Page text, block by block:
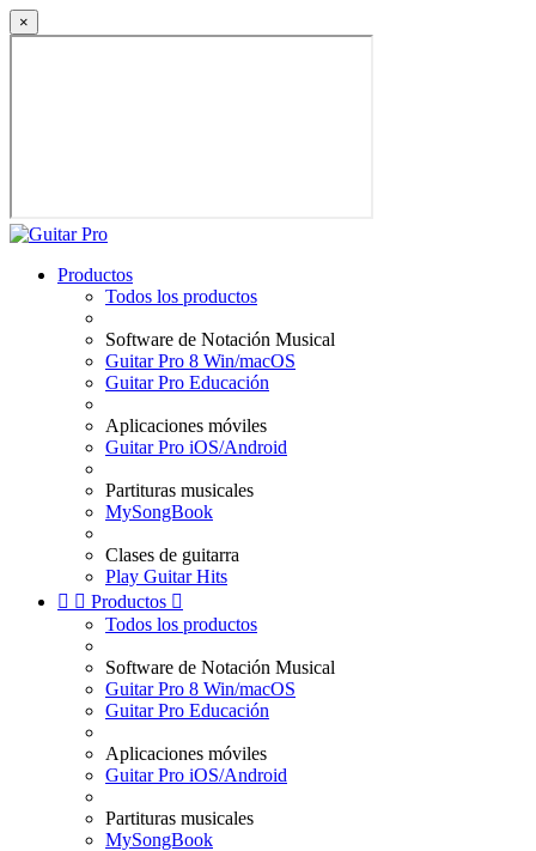
×
Productos
Todos los productos
Software de Notación Musical
Guitar Pro 8 Win/macOS
Guitar Pro Educación
Aplicaciones móviles
Guitar Pro iOS/Android
Partituras musicales
MySongBook
Clases de guitarra
Play Guitar Hits
  Productos 
Todos los productos
Software de Notación Musical
Guitar Pro 8 Win/macOS
Guitar Pro Educación
Aplicaciones móviles
Guitar Pro iOS/Android
Partituras musicales
MySongBook